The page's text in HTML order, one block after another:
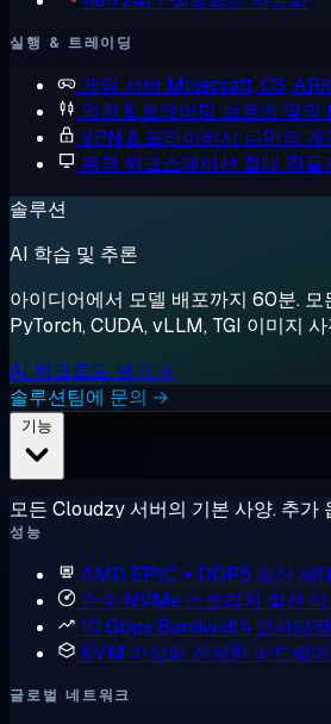
실행 & 트레이딩
게임 서버 Minecraft, CS,
외환 & 트레이딩 브로커 옆의
VPN & 프라이버시 나만의 개
원격 워크스테이션 절대 잠들
솔루션
AI 학습 및 추론
아이디어에서 모델 배포까지 60분. 모
PyTorch, CUDA, vLLM, TGI 이미지
AI 워크로드 보기 →
솔루션팀에 문의 →
모든 Cloudzy 서버의 기본 사양. 추가
성능
AMD EPYC + DDR5 최신 세
순수 NVMe 스토리지 회전
10 Gbps Bandwidth 고처리
KVM 가상화 진정한 하드웨
글로벌 네트워크